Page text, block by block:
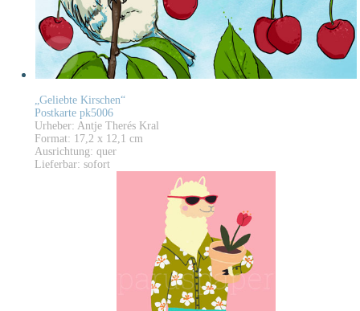
„Geliebte Kirschen“
Postkarte pk5006
Urheber: Antje Therés Kral
Format: 17,2 x 12,1 cm
Ausrichtung: quer
Lieferbar: sofort